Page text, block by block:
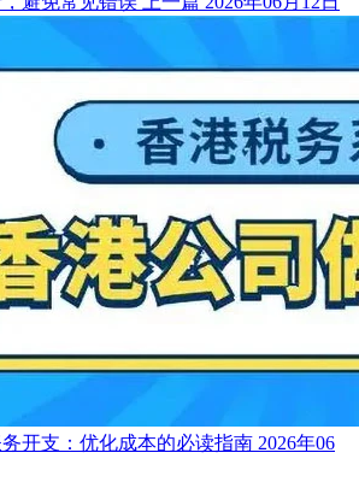
开支：优化成本的必读指南 2026年06